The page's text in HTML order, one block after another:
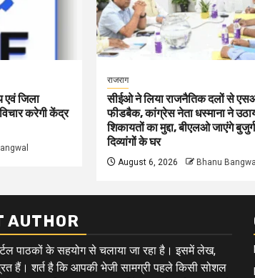
एवं जिला
करेगी केंद्र
राजराग
सीईओ ने लिया राजनैतिक दलों से
फीडबैक, कांग्रेस नेता धस्माना ने
शिकायतों का मुद्दा, बीएलओ जाएंगे
दिव्यांगों के घर
August 6, 2026 Bhanu Bangwal
AUTHOR
पाठकों के सहयोग से चलाया जा रहा है। इसमें लेख,
हैं। शर्त है कि आपकी भेजी सामग्री पहले किसी सोशल